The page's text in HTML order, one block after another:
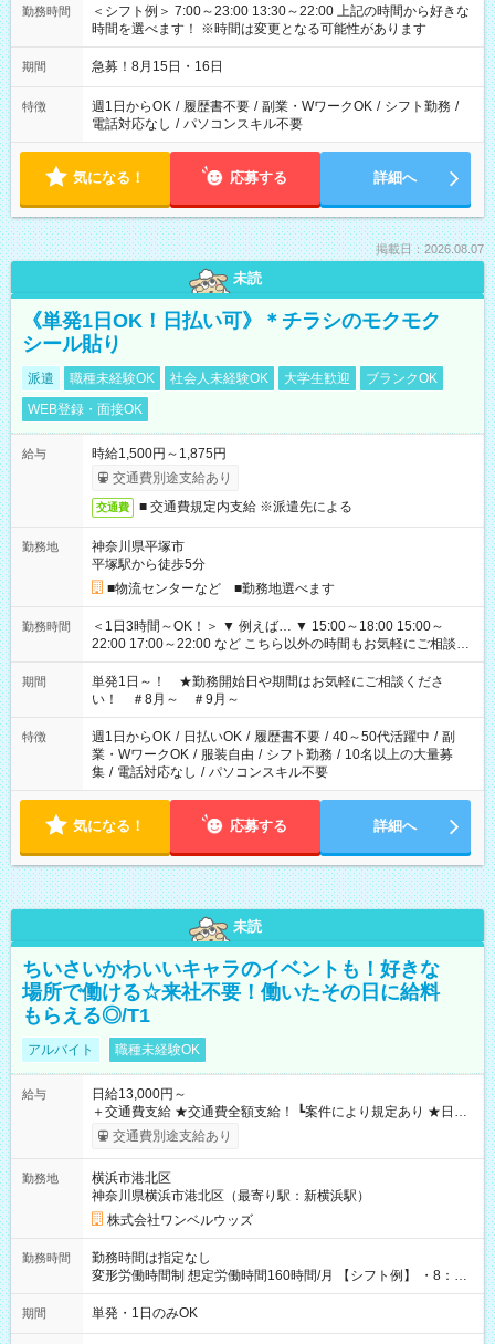
勤務時間
＜シフト例＞ 7:00～23:00 13:30～22:00 上記の時間から好きな
時間を選べます！ ※時間は変更となる可能性があります
期間 急募！8月15日・16日
特徴 週1日からOK / 履歴書不要 / 副業・WワークOK / シフト勤務 /
電話対応なし / パソコンスキル不要
気になる！ 応募する 詳細へ
掲載日：2026.08.07
未読
《単発1日OK！日払い可》＊チラシのモクモク
シール貼り
派遣 職種未経験OK 社会人未経験OK 大学生歓迎
ブランクOK
WEB登録・面接OK
給与
時給1,500円～1,875円
交通費別途支給あり
交通費 ■ 交通費規定内支給 ※派遣先による
勤務地
神奈川県平塚市
平塚駅から徒歩5分
■物流センターなど ■勤務地選べます
勤務時間
＜1日3時間～OK！＞ ▼ 例えば… ▼ 15:00～18:00 15:00～
22:00 17:00～22:00 など こちら以外の時間もお気軽にご相談く
ださい！
期間
単発1日～！ ★勤務開始日や期間はお気軽にご相談くださ
い！ ＃8月～ ＃9月～
特徴 週1日からOK / 日払いOK / 履歴書不要 / 40～50代活躍中 / 副
業・WワークOK / 服装自由 / シフト勤務 / 10名以上の大量募
集 / 電話対応なし / パソコンスキル不要
気になる！ 応募する 詳細へ
未読
ちいさいかわいいキャラのイベントも！好きな
場所で働ける☆来社不要！働いたその日に給料
もらえる◎/T1
アルバイト 職種未経験OK
給与
日給13,000円～
＋交通費支給 ★交通費全額支給！ ┗案件により規定あり ★日払
いOK！（規定あり） ┗働いたその日に現金GET♪ お仕事後はコ
ンビニATMから 日払い分を引き落とせます！ 【試用期間】試
交通費別途支給あり
勤務地
横浜市港北区
神奈川県横浜市港北区（最寄り駅：新横浜駅）
株式会社ワンベルウッズ
勤務時間
勤務時間は指定なし
変形労働時間制 想定労働時間160時間/月 【シフト例】 ・8：00
～21：00
期間 単発・1日のみOK